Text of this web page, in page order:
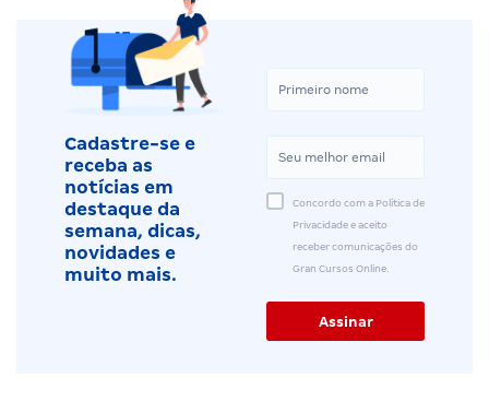
Cadastre-se e
receba as
notícias em
destaque da
semana, dicas,
novidades e
muito mais.
Concordo com a Política de
Privacidade e aceito
receber comunicações do
Gran Cursos Online.